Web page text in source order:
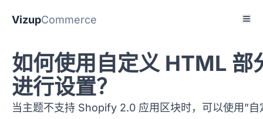
VizupCommerce
如何使用自定义 HTML 部
进行设置？
当主题不支持 Shopify 2.0 应用区块时，可以使用”自